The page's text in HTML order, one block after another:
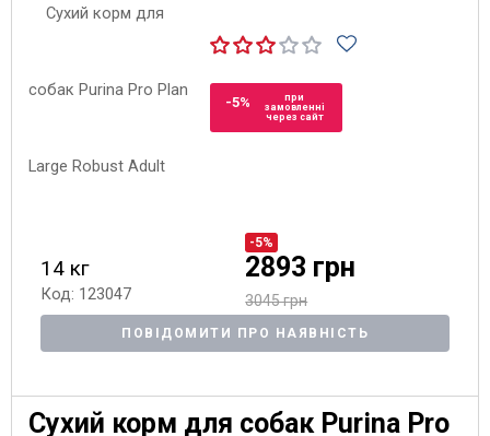
-5%
при
замовленні
через сайт
14 кг
Код: 123047
-5%
2893 грн
3045 грн
ПОВІДОМИТИ ПРО НАЯВНІСТЬ
Сухий корм для собак Purina Pro